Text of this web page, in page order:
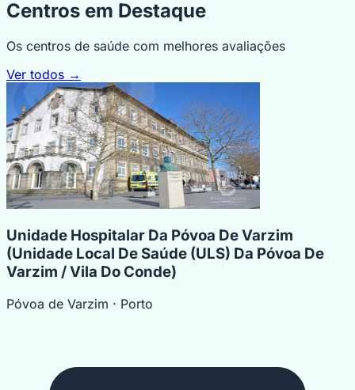
Centros em Destaque
Os centros de saúde com melhores avaliações
Ver todos →
Unidade Hospitalar Da Póvoa De Varzim
(Unidade Local De Saúde (ULS) Da Póvoa De
Varzim / Vila Do Conde)
Póvoa de Varzim · Porto